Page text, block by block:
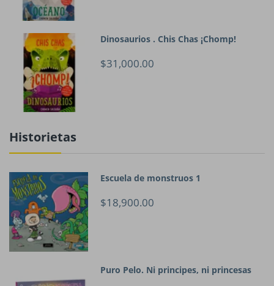
Dinosaurios . Chis Chas ¡Chomp!
$31,000.00
Historietas
Escuela de monstruos 1
$18,900.00
Puro Pelo. Ni principes, ni princesas